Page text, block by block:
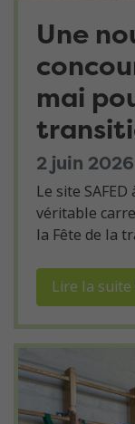
Une
mai
2 juin 2026
Le site
véritable
la Fête de la
Lire la suite